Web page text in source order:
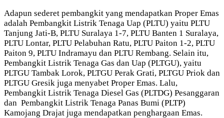
Adapun sederet pembangkit yang mendapatkan Proper Emas
adalah Pembangkit Listrik Tenaga Uap (PLTU) yaitu PLTU
Tanjung Jati-B, PLTU Suralaya 1-7, PLTU Banten 1 Suralaya,
PLTU Lontar, PLTU Pelabuhan Ratu, PLTU Paiton 1-2, PLTU
Paiton 9, PLTU Indramayu dan PLTU Rembang. Selain itu,
Pembangkit Listrik Tenaga Gas dan Uap (PLTGU), yaitu
PLTGU Tambak Lorok, PLTGU Perak Grati, PLTGU Priok dan
PLTGU Gresik juga menyabet Proper Emas. Lalu,
Pembangkit Listrik Tenaga Diesel Gas (PLTDG) Pesanggaran
dan Pembangkit Listrik Tenaga Panas Bumi (PLTP)
Kamojang Drajat juga mendapatkan penghargaan Emas.